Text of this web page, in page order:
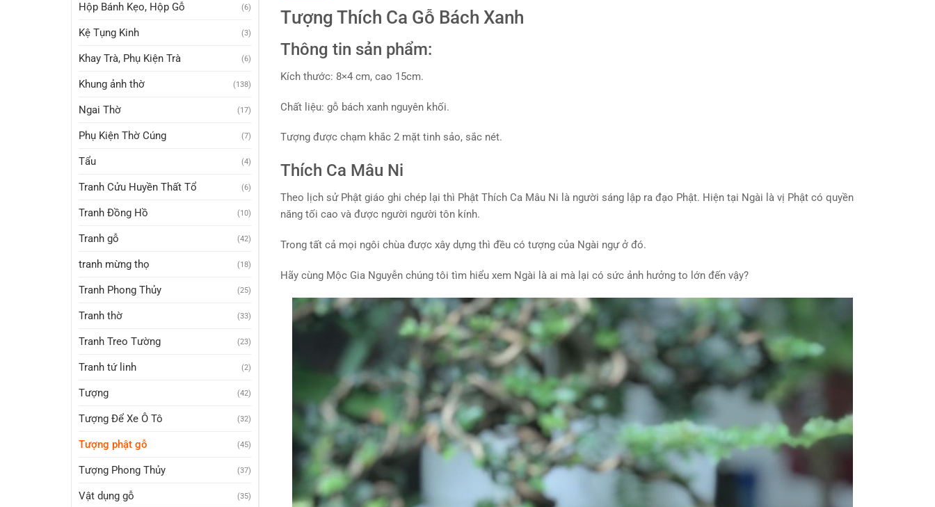
Hộp Bánh Kẹo, Hộp Gỗ (6)
Kệ Tụng Kinh (3)
Khay Trà, Phụ Kiện Trà (6)
Khung ảnh thờ (138)
Ngai Thờ (17)
Phụ Kiện Thờ Cúng (7)
Tẩu (4)
Tranh Cửu Huyền Thất Tổ (6)
Tranh Đồng Hồ (10)
Tranh gỗ (42)
tranh mừng thọ (18)
Tranh Phong Thủy (25)
Tranh thờ (33)
Tranh Treo Tường (23)
Tranh tứ linh (2)
Tượng (42)
Tượng Để Xe Ô Tô (32)
Tượng phật gỗ (45)
Tượng Phong Thủy (37)
Vật dụng gỗ (35)
Tượng Thích Ca Gỗ Bách Xanh
Thông tin sản phẩm:
Kích thước: 8×4 cm, cao 15cm.
Chất liệu: gỗ bách xanh nguyên khối.
Tượng được chạm khắc 2 mặt tinh sảo, sắc nét.
Thích Ca Mâu Ni
Theo lịch sử Phật giáo ghi chép lại thì Phật Thích Ca Mâu Ni là người sáng lập ra đạo Phật. Hiện tại Ngài là vị Phật có quyền
năng tối cao và được người người tôn kính.
Trong tất cả mọi ngôi chùa được xây dựng thì đều có tượng của Ngài ngự ở đó.
Hãy cùng Mộc Gia Nguyễn chúng tôi tìm hiểu xem Ngài là ai mà lại có sức ảnh hưởng to lớn đến vậy?